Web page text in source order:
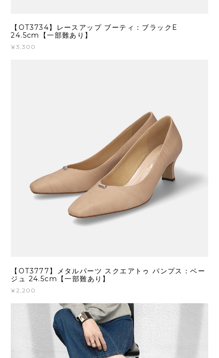
【OT3734】レースアップ ブーティ：ブラックE
24.5cm【一部難あり】
¥3,300
【OT3777】メタルパーツ スクエアトゥ パンプス：ベー
ジュ 24.5cm【一部難あり】
¥2,200